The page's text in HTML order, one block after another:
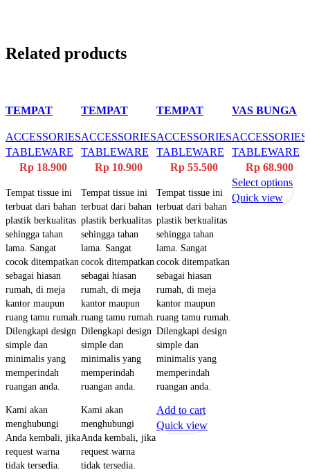
Related products
TEMPAT
BULAT
ROTAN
VERONICA
ACCESSORIES
TABLEWARE
Rp 18.900
Tempat tissue ini
terbuat dari bahan
plastik berkualitas
sehingga tahan
lama. Sangat
cocok ditempatkan
sebagai hiasan
rumah, di meja
kantor maupun
ruang tamu rumah.
Dilengkapi design
simple dan
minimalis yang
memperindah
ruangan anda.
Kami akan
menghubungi
Anda kembali, jika
request warna
tidak tersedia.
TEMPAT
BULAT
SUNNY
ACCESSORIES
TABLEWARE
Rp 10.900
Tempat tissue ini
terbuat dari bahan
plastik berkualitas
sehingga tahan
lama. Sangat
cocok ditempatkan
sebagai hiasan
rumah, di meja
kantor maupun
ruang tamu rumah.
Dilengkapi design
simple dan
minimalis yang
memperindah
ruangan anda.
Kami akan
menghubungi
Anda kembali, jika
request warna
tidak tersedia.
TEMPAT
KAYU
ACCESSORIES
TABLEWARE
Rp 55.500
Tempat tissue ini
terbuat dari bahan
plastik berkualitas
sehingga tahan
lama. Sangat
cocok ditempatkan
sebagai hiasan
rumah, di meja
kantor maupun
ruang tamu rumah.
Dilengkapi design
simple dan
minimalis yang
memperindah
ruangan anda.
Add to cart
Quick view
VAS BUNGA
PUTIH A-402
ACCESSORIES
TABLEWARE
Rp 68.900
Select options
Quick view